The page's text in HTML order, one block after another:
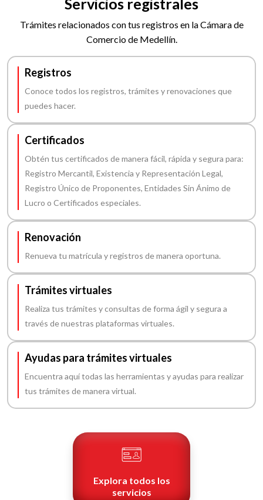
Servicios registrales
Trámites relacionados con tus registros en la Cámara de
Comercio de Medellín.
Registros
Conoce todos los registros, trámites y renovaciones que
puedes hacer.
Certificados
Obtén tus certificados de manera fácil, rápida y segura para:
Registro Mercantil, Existencia y Representación Legal,
Registro Único de Proponentes, Entidades Sin Ánimo de
Lucro o Certificados especiales.
Renovación
Renueva tu matrícula y registros de manera oportuna.
Trámites virtuales
Realiza tus trámites y consultas de forma ágil y segura a
través de nuestras plataformas virtuales.
Ayudas para trámites virtuales
Encuentra aquí todas las herramientas y ayudas para realizar
tus trámites de manera virtual.
Explora todos los
servicios